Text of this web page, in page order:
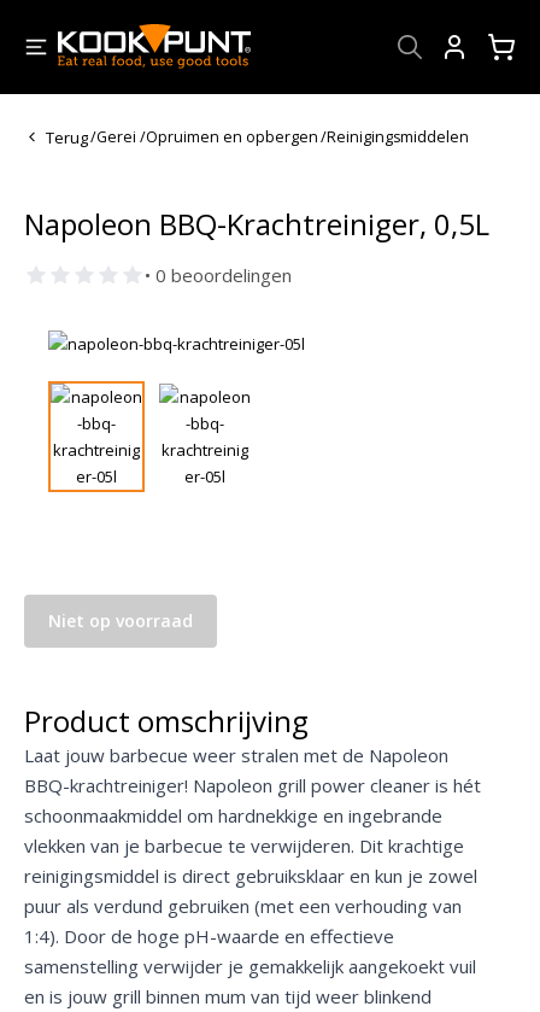
Terug/Gerei /Opruimen en opbergen/Reinigingsmiddelen
Napoleon BBQ-Krachtreiniger, 0,5L
• 0 beoordelingen
Niet op voorraad
Product omschrijving
Laat jouw barbecue weer stralen met de Napoleon
BBQ-krachtreiniger! Napoleon grill power cleaner is hét
schoonmaakmiddel om hardnekkige en ingebrande
vlekken van je barbecue te verwijderen. Dit krachtige
reinigingsmiddel is direct gebruiksklaar en kun je zowel
puur als verdund gebruiken (met een verhouding van
1:4). Door de hoge pH-waarde en effectieve
samenstelling verwijder je gemakkelijk aangekoekt vuil
en is jouw grill binnen mum van tijd weer blinkend